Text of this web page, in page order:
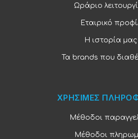
Ωράριο
Εταιρικό
Η ιστορία μας
Τα brands που
ΧΡΗΣΙΜΕΣ
Μέθοδοι
Μέθοδοι